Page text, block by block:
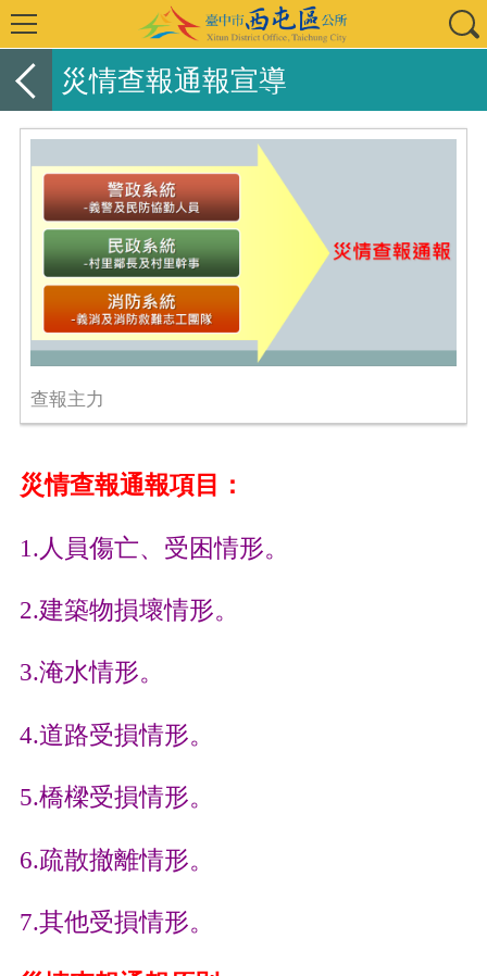
災情查報通報宣導
查報主力
災情查報通報項目：
1.人員傷亡、受困情形。
2.建築物損壞情形。
3.淹水情形。
4.道路受損情形。
5.橋樑受損情形。
6.疏散撤離情形。
7.其他受損情形。